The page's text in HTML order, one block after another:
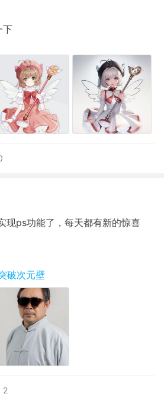
下
现ps功能了，每天都有新的惊喜
破次元壁
2